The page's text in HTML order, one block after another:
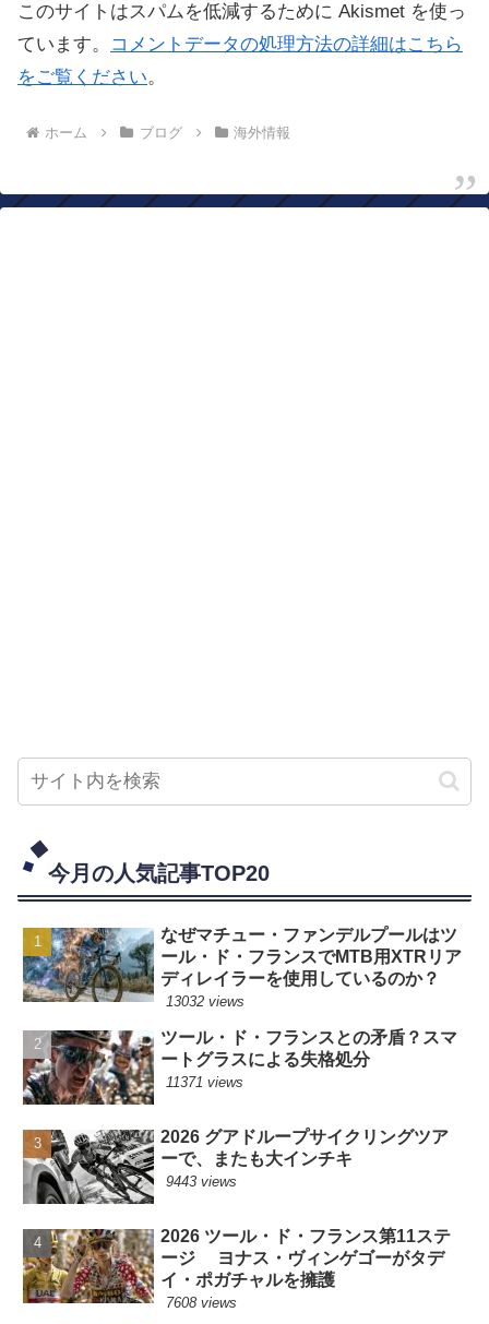
このサイトはスパムを低減するために Akismet を使っ
ています。
コメントデータの処理方法の詳細はこちら
をご覧ください。
ホーム ブログ 海外情報
今月の人気記事TOP20
なぜマチュー・ファンデルプールはツ
ール・ド・フランスでMTB用XTRリア
ディレイラーを使用しているのか？
13032 views
ツール・ド・フランスとの矛盾？スマ
ートグラスによる失格処分
11371 views
2026 グアドループサイクリングツア
ーで、またも大インチキ
9443 views
2026 ツール・ド・フランス第11ステ
ージ ヨナス・ヴィンゲゴーがタデ
イ・ポガチャルを擁護
7608 views